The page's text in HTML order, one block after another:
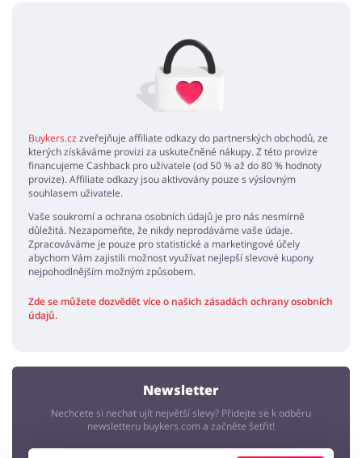
Žádné elementy nejsou
Buykers.cz zveřejňuje affiliate odkazy do partnerských obchodů, ze
kterých získáváme provizi za uskutečněné nákupy. Z této provize
financujeme Cashback pro uživatele (od 50 % až do 80 % hodnoty
provize). Affiliate odkazy jsou aktivovány pouze s výslovným
souhlasem uživatele.
Vaše soukromí a ochrana osobních údajů je pro nás nesmírně
důležitá. Nezapomeňte, že nikdy neprodáváme vaše údaje.
Zpracováváme je pouze pro statistické a marketingové účely
abychom Vám zajistili možnost využívat nejlepší slevové kupony
nejpohodlnějším možným způsobem.
Zde se můžete dozvědět více o našich zásadách ochrany osobních
údajů.
Newsletter
Nechcete si nechat ujít největší slevy? Přidejte se k odběru
newsletteru buykers.com a začněte šetřit!